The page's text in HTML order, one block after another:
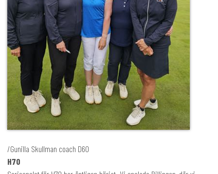
/Gunilla Skullman coach D60
H70